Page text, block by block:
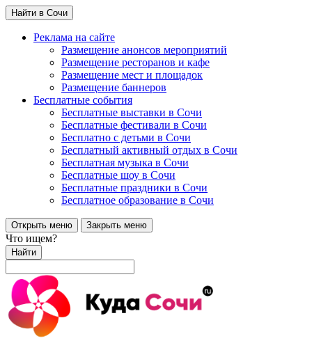
Найти в Сочи
Реклама на сайте
Размещение анонсов мероприятий
Размещение ресторанов и кафе
Размещение мест и площадок
Размещение баннеров
Бесплатные события
Бесплатные выставки в Сочи
Бесплатные фестивали в Сочи
Бесплатно с детьми в Сочи
Бесплатный активный отдых в Сочи
Бесплатная музыка в Сочи
Бесплатные шоу в Сочи
Бесплатные праздники в Сочи
Бесплатное образование в Сочи
Открыть меню Закрыть меню
Что ищем?
Найти